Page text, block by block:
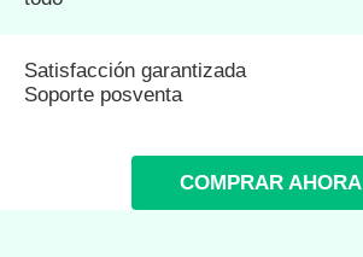
Satisfacción garantizada
Soporte posventa
COMPRAR AHORA